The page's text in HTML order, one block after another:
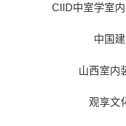
CIID中室学室
中国
山西室内
观享文